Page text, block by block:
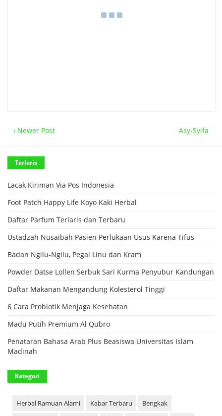
‹ Newer Post Asy-Syifa
Terlaris
Lacak Kiriman Via Pos Indonesia
Foot Patch Happy Life Koyo Kaki Herbal
Daftar Parfum Terlaris dan Terbaru
Ustadzah Nusaibah Pasien Perlukaan Usus Karena Tifus
Badan Ngilu-Ngilu, Pegal Linu dan Kram
Powder Datse Lollen Serbuk Sari Kurma Penyubur Kandungan
Daftar Makanan Mengandung Kolesterol Tinggi
6 Cara Probiotik Menjaga Kesehatan
Madu Putih Premium Al Qubro
Penataran Bahasa Arab Plus Beasiswa Universitas Islam
Madinah
Kategori
Herbal Ramuan Alami Kabar Terbaru
Bengkak